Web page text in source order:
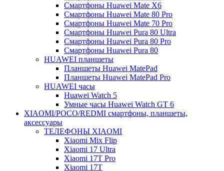
Смартфоны Huawei Mate X6
Смартфоны Huawei Mate 80 Pro
Смартфоны Huawei Mate 70 Pro
Смартфоны Huawei Pura 80 Ultra
Смартфоны Huawei Pura 80 Pro
Смартфоны Huawei Pura 80
HUAWEI планшеты
Планшеты Huawei MatePad
Планшеты Huawei MatePad Pro
HUAWEI часы
Huawei Watch 5
Умные часы Huawei Watch GT 6
XIAOMI/POCO/REDMI cмартфоны, планшеты,
аксессуары
ТЕЛЕФОНЫ XIAOMI
Xiaomi Mix Flip
Xiaomi 17 Ultra
Xiaomi 17T Pro
Xiaomi 17T